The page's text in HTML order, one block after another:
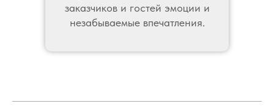
заказчиков и гостей эмоции и
незабываемые впечатления.